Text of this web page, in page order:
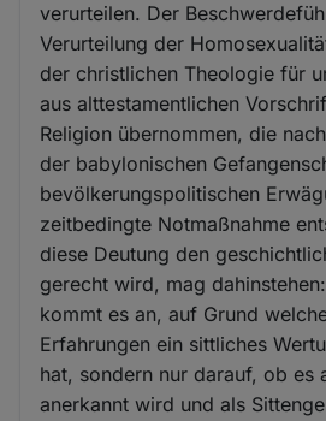
verurteilen. Der
Verurteilung der
der christlichen Theologie für
aus alttestamentlichen
Religion übernommen, die
der babylonischen
bevölkerungspolitischen
zeitbedingte Notmaßnahme
diese Deutung den
gerecht wird, mag
kommt es an, auf Grund
Erfahrungen ein sittliches
hat, sondern nur darauf, ob es
anerkannt wird und als